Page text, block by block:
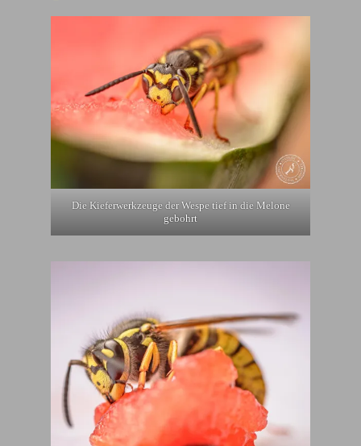
Die Kieferwerkzeuge der Wespe tief in die Melone
gebohrt